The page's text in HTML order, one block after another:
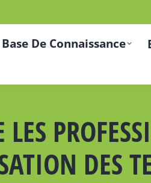
Base De Connaissance
DES